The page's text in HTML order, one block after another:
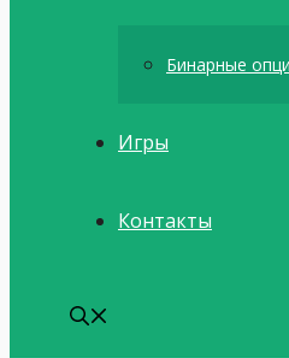
Бинарные
Игры
Контакты